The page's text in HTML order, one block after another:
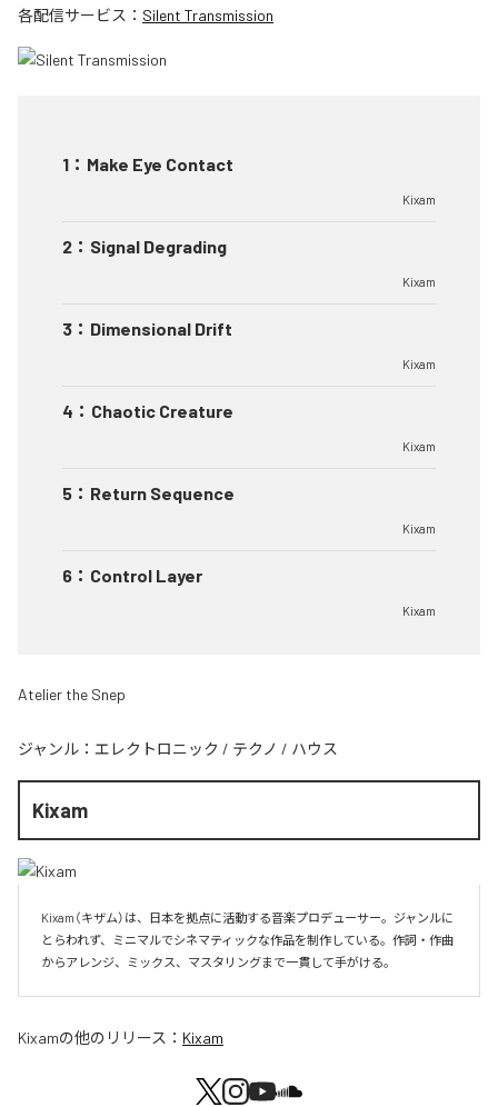
各配信サービス： Silent Transmission
1 ： Make Eye Contact
Kixam
2 ： Signal Degrading
Kixam
3 ： Dimensional Drift
Kixam
4 ： Chaotic Creature
Kixam
5 ： Return Sequence
Kixam
6 ： Control Layer
Kixam
Atelier the Snep
ジャンル： エレクトロニック / テクノ / ハウス
Kixam
Kixam（キザム）は、日本を拠点に活動する音楽プロデューサー。ジャンルに
とらわれず、ミニマルでシネマティックな作品を制作している。作詞・作曲
からアレンジ、ミックス、マスタリングまで一貫して手がける。
Kixamの他のリリース： Kixam